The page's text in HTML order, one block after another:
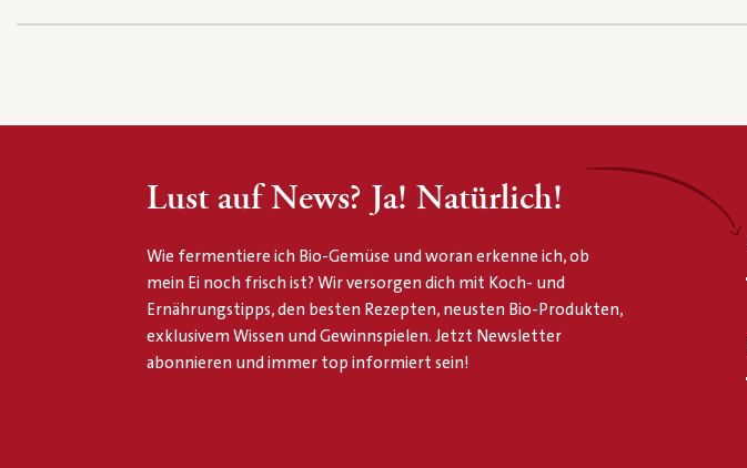
Lust auf News? Ja! Natürlich!
Wie fermentiere ich Bio-Gemüse und woran erkenne ich, ob
mein Ei noch frisch ist? Wir versorgen dich mit Koch- und
Ernährungstipps, den besten Rezepten, neusten Bio-Produkten,
exklusivem Wissen und Gewinnspielen. Jetzt Newsletter
abonnieren und immer top informiert sein!